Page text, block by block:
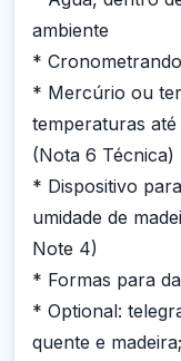
ambiente
*
* Mercúrio ou
temperaturas
(Nota 6 Técnica)
* Dispositivo
umidade de
Note 4)
* Formas para
* Optional:
quente e